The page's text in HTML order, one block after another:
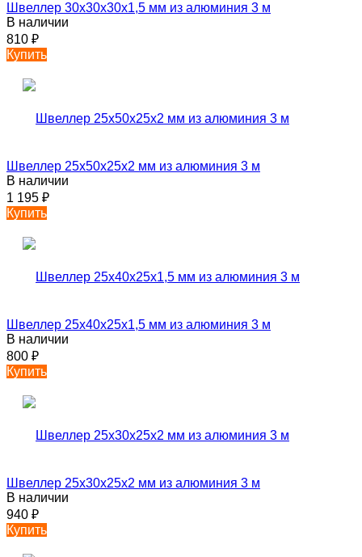
Швеллер 30х30х30х1,5 мм из алюминия 3 м
В наличии
810 ₽
Купить
Швеллер 25х50х25х2 мм из алюминия 3 м
В наличии
1 195 ₽
Купить
Швеллер 25х40х25х1,5 мм из алюминия 3 м
В наличии
800 ₽
Купить
Швеллер 25х30х25х2 мм из алюминия 3 м
В наличии
940 ₽
Купить